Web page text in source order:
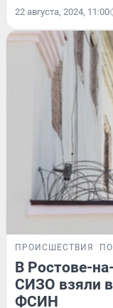
22 августа, 2024, 11:00
ПРОИСШЕСТВИЯ
В Ростове-
СИЗО взяли
ФСИН